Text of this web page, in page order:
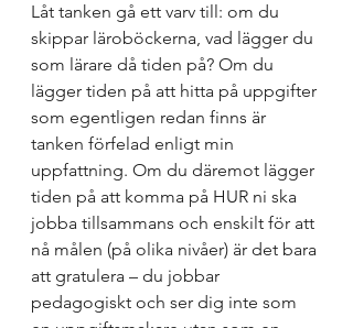
Låt tanken gå ett varv till: om du
skippar läroböckerna, vad lägger du
som lärare då tiden på? Om du
lägger tiden på att hitta på uppgifter
som egentligen redan finns är
tanken förfelad enligt min
uppfattning. Om du däremot lägger
tiden på att komma på HUR ni ska
jobba tillsammans och enskilt för att
nå målen (på olika nivåer) är det bara
att gratulera – du jobbar
pedagogiskt och ser dig inte som